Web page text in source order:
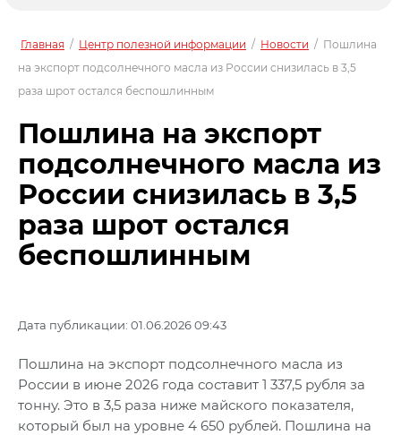
Главная / Центр полезной информации / Новости / Пошлина
на экспорт подсолнечного масла из России снизилась в 3,5
раза шрот остался беспошлинным
Пошлина на экспорт
подсолнечного масла из
России снизилась в 3,5
раза шрот остался
беспошлинным
Дата публикации: 01.06.2026 09:43
Пошлина на экспорт подсолнечного масла из
России в июне 2026 года составит 1 337,5 рубля за
тонну. Это в 3,5 раза ниже майского показателя,
который был на уровне 4 650 рублей. Пошлина на